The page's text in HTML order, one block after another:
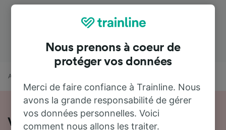
Accueil
Voyager de Frontignan à La Rochelle
Nous prenons à coeur de
protéger vos données
Merci de faire confiance à Trainline. Nous
avons la grande responsabilité de gérer
vos données personnelles. Voici
comment nous allons les traiter.